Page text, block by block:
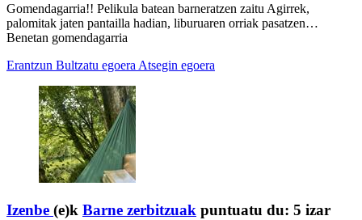
Gomendagarria!! Pelikula batean barneratzen zaitu Agirrek,
palomitak jaten pantailla hadian, liburuaren orriak pasatzen…
Benetan gomendagarria
Erantzun Bultzatu egoera Atsegin egoera
Izenbe (e)k Barne zerbitzuak puntuatu du: 5 izar